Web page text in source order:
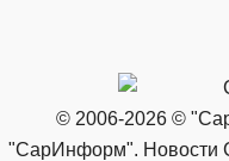
© 2006-2026 ©
"СарИнформ". Новости